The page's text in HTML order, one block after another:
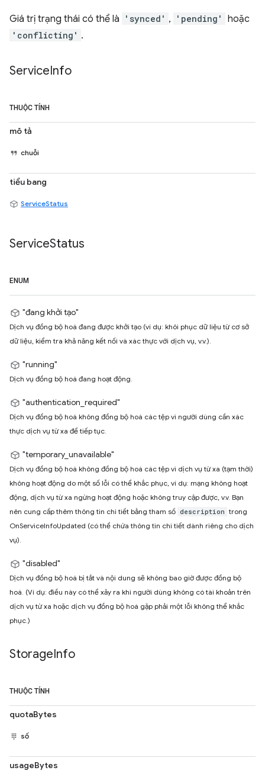
Giá trị trạng thái có thể là 'synced' , 'pending' hoặc
'conflicting' .
ServiceInfo
THUỘC TÍNH
mô tả
chuỗi
tiểu bang
ServiceStatus
ServiceStatus
ENUM
"đang khởi tạo"
Dịch vụ đồng bộ hoá đang được khởi tạo (ví dụ: khôi phục dữ liệu từ cơ sở
dữ liệu, kiểm tra khả năng kết nối và xác thực với dịch vụ, v.v.).
"running"
Dịch vụ đồng bộ hoá đang hoạt động.
"authentication_required"
Dịch vụ đồng bộ hoá không đồng bộ hoá các tệp vì người dùng cần xác
thực dịch vụ từ xa để tiếp tục.
"temporary_unavailable"
Dịch vụ đồng bộ hoá không đồng bộ hoá các tệp vì dịch vụ từ xa (tạm thời)
không hoạt động do một số lỗi có thể khắc phục, ví dụ: mạng không hoạt
động, dịch vụ từ xa ngừng hoạt động hoặc không truy cập được, v.v. Bạn
nên cung cấp thêm thông tin chi tiết bằng tham số description trong
OnServiceInfoUpdated (có thể chứa thông tin chi tiết dành riêng cho dịch
vụ).
"disabled"
Dịch vụ đồng bộ hoá bị tắt và nội dung sẽ không bao giờ được đồng bộ
hoá. (Ví dụ: điều này có thể xảy ra khi người dùng không có tài khoản trên
dịch vụ từ xa hoặc dịch vụ đồng bộ hoá gặp phải một lỗi không thể khắc
phục.)
StorageInfo
THUỘC TÍNH
quotaBytes
số
usageBytes